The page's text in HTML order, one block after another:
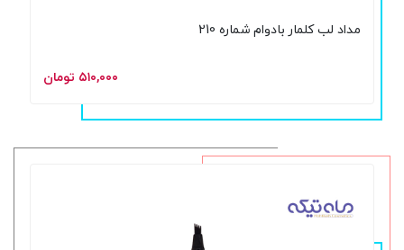
مداد لب کلمار بادوام شماره 210
۵۱۰,۰۰۰ تومان